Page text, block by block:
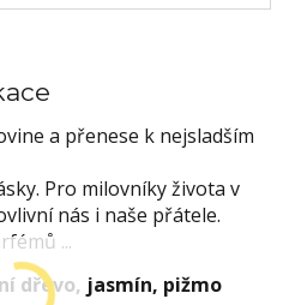
a přenese k nejsladším
Pro milovníky života v
nás i naše přátele.
...
dřevo, jasmín, pižmo